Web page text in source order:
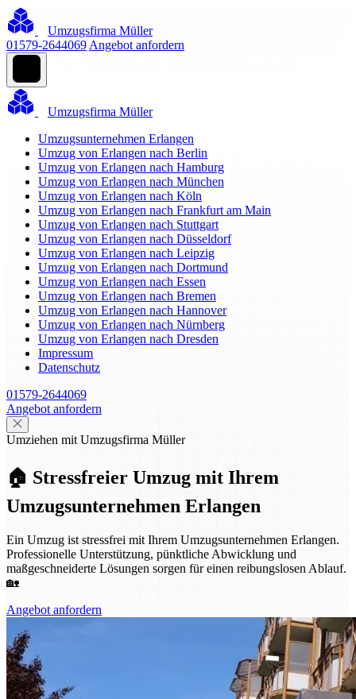
Umzugsfirma Müller
01579-2644069 Angebot anfordern
Umzugsfirma Müller
Umzugsunternehmen Erlangen
Umzug von Erlangen nach Berlin
Umzug von Erlangen nach Hamburg
Umzug von Erlangen nach München
Umzug von Erlangen nach Köln
Umzug von Erlangen nach Frankfurt am Main
Umzug von Erlangen nach Stuttgart
Umzug von Erlangen nach Düsseldorf
Umzug von Erlangen nach Leipzig
Umzug von Erlangen nach Dortmund
Umzug von Erlangen nach Essen
Umzug von Erlangen nach Bremen
Umzug von Erlangen nach Hannover
Umzug von Erlangen nach Nürnberg
Umzug von Erlangen nach Dresden
Impressum
Datenschutz
01579-2644069
Angebot anfordern
Umziehen mit Umzugsfirma Müller
🏠 Stressfreier Umzug mit Ihrem
Umzugsunternehmen Erlangen
Ein Umzug ist stressfrei mit Ihrem Umzugsunternehmen Erlangen.
Professionelle Unterstützung, pünktliche Abwicklung und
maßgeschneiderte Lösungen sorgen für einen reibungslosen Ablauf.
🏡
Angebot anfordern